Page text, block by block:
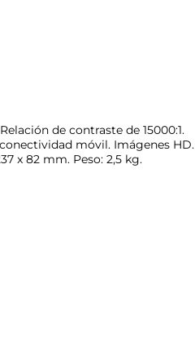
de contraste de 15000:1.
móvil. Imágenes HD.
x 82 mm. Peso: 2,5 kg.